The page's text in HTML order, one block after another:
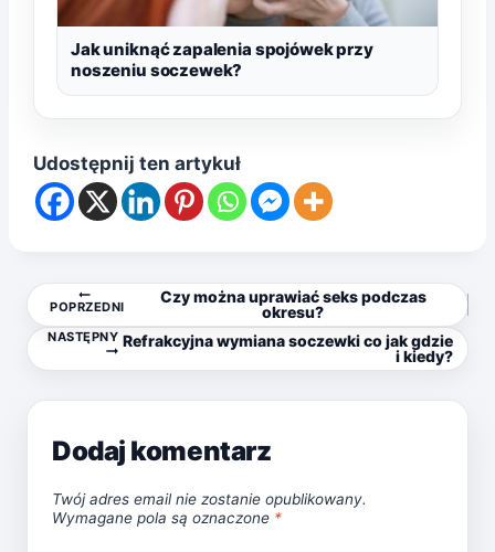
Jak uniknąć zapalenia spojówek przy
noszeniu soczewek?
Udostępnij ten artykuł
Nawigacja
wpisu
POPRZEDNI
Czy można uprawiać seks podczas
okresu?
NASTĘPNY Refrakcyjna wymiana soczewki co jak gdzie
i kiedy?
Dodaj komentarz
Twój adres email nie zostanie opublikowany.
Wymagane pola są oznaczone *